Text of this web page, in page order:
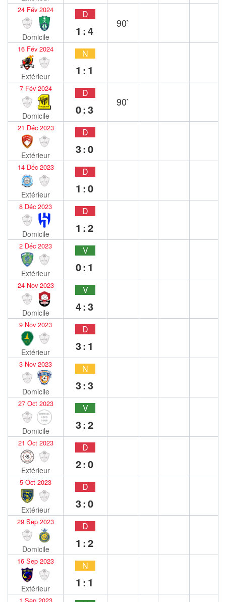
24 Fév 2024
Domicile
D
1:4
90`
16 Fév 2024
Extérieur
N
1:1
7 Fév 2024
Domicile
D
0:3
90`
21 Déc 2023
Extérieur
D
3:0
14 Déc 2023
Extérieur
D
1:0
8 Déc 2023
Domicile
D
1:2
2 Déc 2023
Extérieur
V
0:1
24 Nov 2023
Domicile
V
4:3
9 Nov 2023
Extérieur
D
3:1
3 Nov 2023
Domicile
N
3:3
27 Oct 2023
Domicile
V
3:2
21 Oct 2023
Extérieur
D
2:0
5 Oct 2023
Extérieur
D
3:0
29 Sep 2023
Domicile
D
1:2
16 Sep 2023
Extérieur
N
1:1